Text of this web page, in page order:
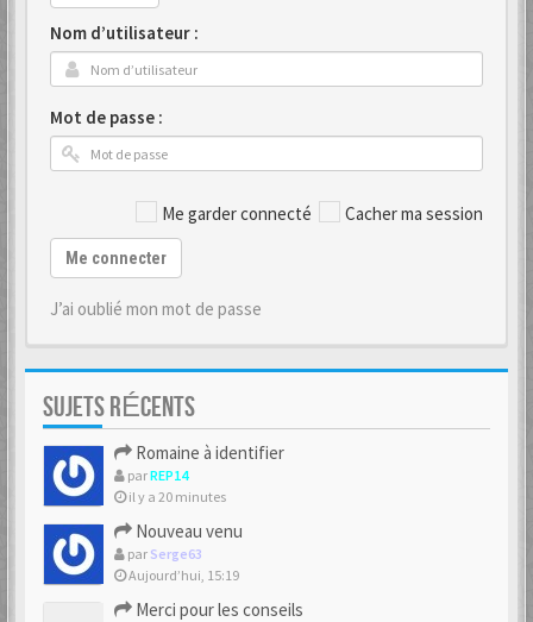
Nom d’utilisateur :
Mot de passe :
Me garder connecté Cacher ma session
Me connecter
J’ai oublié mon mot de passe
SUJETS RÉCENTS
Romaine à identifier
parREP14
il y a 20 minutes
Nouveau venu
par Serge63
Aujourd’hui, 15:19
Merci pour les conseils